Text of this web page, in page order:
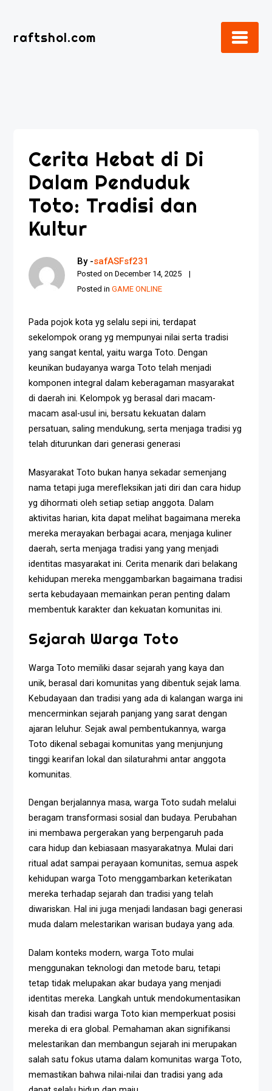
contentraftshol.com
Cerita Hebat di Di
Dalam Penduduk
Toto: Tradisi dan
Kultur
By -safASFsf231
Posted onDecember 14, 2025
Posted inGAME ONLINE
Pada pojok kota yg selalu sepi ini, terdapat
sekelompok orang yg mempunyai nilai serta tradisi
yang sangat kental, yaitu warga Toto. Dengan
keunikan budayanya warga Toto telah menjadi
komponen integral dalam keberagaman masyarakat
di daerah ini. Kelompok yg berasal dari macam-
macam asal-usul ini, bersatu kekuatan dalam
persatuan, saling mendukung, serta menjaga tradisi yg
telah diturunkan dari generasi generasi
Masyarakat Toto bukan hanya sekadar semenjang
nama tetapi juga merefleksikan jati diri dan cara hidup
yg dihormati oleh setiap setiap anggota. Dalam
aktivitas harian, kita dapat melihat bagaimana mereka
mereka merayakan berbagai acara, menjaga kuliner
daerah, serta menjaga tradisi yang yang menjadi
identitas masyarakat ini. Cerita menarik dari belakang
kehidupan mereka menggambarkan bagaimana tradisi
serta kebudayaan memainkan peran penting dalam
membentuk karakter dan kekuatan komunitas ini.
Sejarah Warga Toto
Warga Toto memiliki dasar sejarah yang kaya dan
unik, berasal dari komunitas yang dibentuk sejak lama.
Kebudayaan dan tradisi yang ada di kalangan warga ini
mencerminkan sejarah panjang yang sarat dengan
ajaran leluhur. Sejak awal pembentukannya, warga
Toto dikenal sebagai komunitas yang menjunjung
tinggi kearifan lokal dan silaturahmi antar anggota
komunitas.
Dengan berjalannya masa, warga Toto sudah melalui
beragam transformasi sosial dan budaya. Perubahan
ini membawa pergerakan yang berpengaruh pada
cara hidup dan kebiasaan masyarakatnya. Mulai dari
ritual adat sampai perayaan komunitas, semua aspek
kehidupan warga Toto menggambarkan keterikatan
mereka terhadap sejarah dan tradisi yang telah
diwariskan. Hal ini juga menjadi landasan bagi generasi
muda dalam melestarikan warisan budaya yang ada.
Dalam konteks modern, warga Toto mulai
menggunakan teknologi dan metode baru, tetapi
tetap tidak melupakan akar budaya yang menjadi
identitas mereka. Langkah untuk mendokumentasikan
kisah dan tradisi warga Toto kian memperkuat posisi
mereka di era global. Pemahaman akan signifikansi
melestarikan dan membangun sejarah ini merupakan
salah satu fokus utama dalam komunitas warga Toto,
memastikan bahwa nilai-nilai dan tradisi yang ada